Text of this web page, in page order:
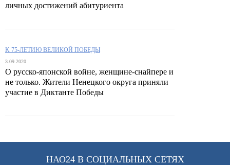
личных достижений абитуриента
K 75-ЛЕТИЮ ВЕЛИКОЙ ПОБЕДЫ
3.09.2020
О русско-японской войне, женщине-снайпере и
не только. Жители Ненецкого округа приняли
участие в Диктанте Победы
НАО24 В СОЦИАЛЬНЫХ СЕТЯХ